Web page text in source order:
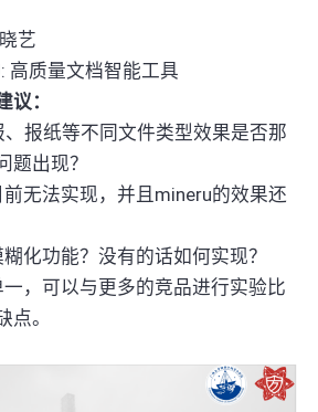
艺
高质量文档智能工具
议：
报纸等不同文件类型效果是否那
题出现？
无法实现，并且mineru的效果还
化功能？没有的话如何实现？
，可以与更多的竞品进行实验比
点。